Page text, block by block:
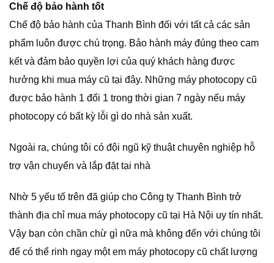
Chế độ bảo hành tốt
Chế độ bảo hành của Thanh Bình đối với tất cả các sản
phẩm luôn được chú trọng. Bảo hành máy đúng theo cam
kết và đảm bảo quyền lợi của quý khách hàng được
hưởng khi mua máy cũ tại đây. Những máy photocopy cũ
được bảo hành 1 đổi 1 trong thời gian 7 ngày nếu máy
photocopy có bất kỳ lỗi gì do nhà sản xuất.
Ngoài ra, chúng tôi có đội ngũ kỹ thuật chuyên nghiệp hỗ
trợ vận chuyển và lắp đặt tại nhà
Nhờ 5 yếu tố trên đã giúp cho Công ty Thanh Bình trở
thành địa chỉ mua máy photocopy cũ tại Hà Nội uy tín nhất.
Vậy bạn còn chần chừ gì nữa mà không đến với chúng tôi
để có thể rinh ngay một em máy photocopy cũ chất lượng